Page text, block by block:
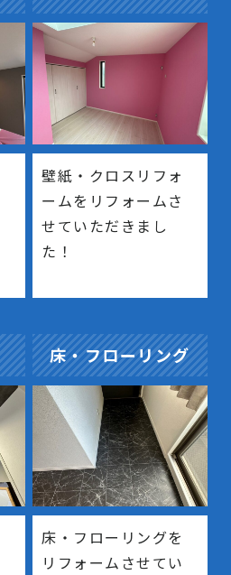
壁紙・クロスリフォ
ームをリフォームさ
せていただきまし
た！
床・フローリング
床・フローリングを
リフォームさせてい